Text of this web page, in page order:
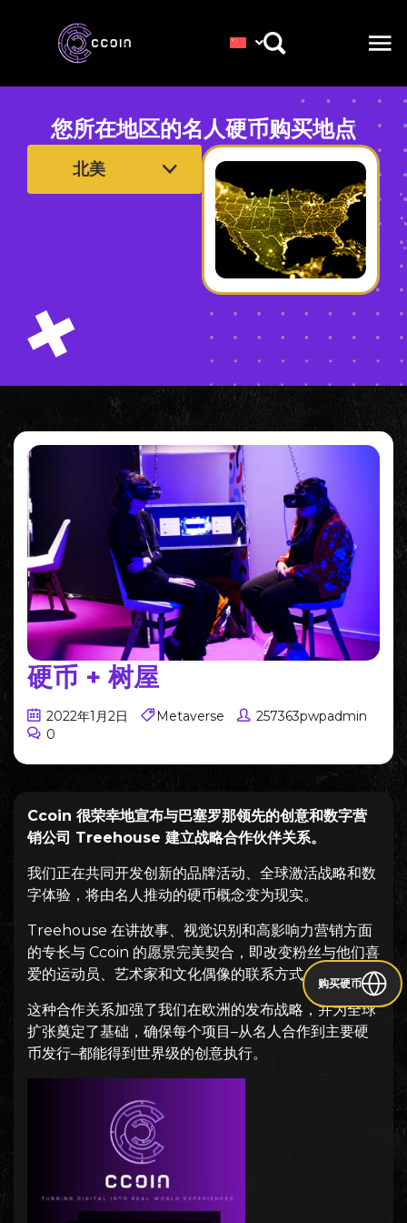
您所在地区的名人硬币购买地点
购买硬币
硬币 + 树屋
2022年1月2日 Metaverse
257363pwpadmin
0
Ccoin 很荣幸地宣布与巴塞罗那领先的创意和数字营
销公司 Treehouse 建立战略合作伙伴关系。
我们正在共同开发创新的品牌活动、全球激活战略和数
字体验，将由名人推动的硬币概念变为现实。
Treehouse 在讲故事、视觉识别和高影响力营销方面
的专长与 Ccoin 的愿景完美契合，即改变粉丝与他们喜
爱的运动员、艺术家和文化偶像的联系方式。
这种合作关系加强了我们在欧洲的发布战略，并为全球
扩张奠定了基础，确保每个项目–从名人合作到主要硬
币发行–都能得到世界级的创意执行。